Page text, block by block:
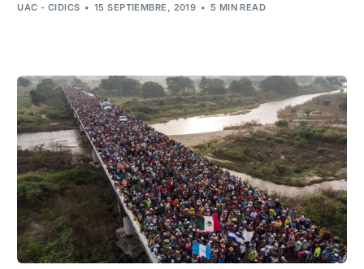
UAC - CIDICS 15 SEPTIEMBRE, 2019 5 MIN READ